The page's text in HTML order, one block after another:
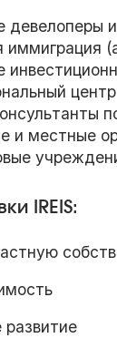
и местные
IREIS: